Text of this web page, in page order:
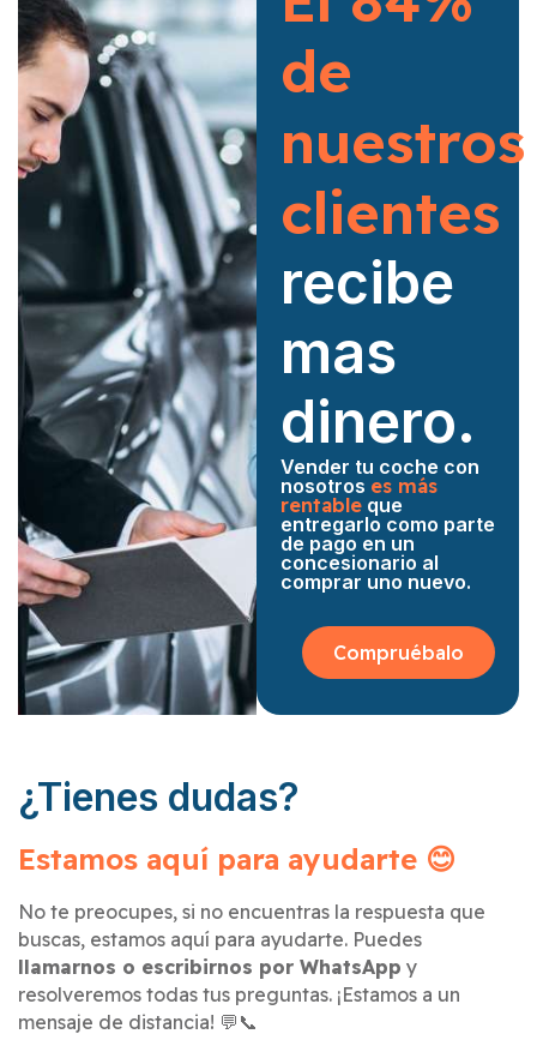
de
nuestros
clientes
recibe
mas
dinero.
Vender tu coche con
nosotros es más
rentableque
entregarlo como parte
de pago en un
concesionario al
comprar uno nuevo.
Compruébalo
¿Tienes dudas?
Estamos aquí para ayudarte 😊
No te preocupes, si no encuentras la respuesta que
buscas, estamos aquí para ayudarte. Puedes
llamarnos o escribirnos por WhatsApp y
resolveremos todas tus preguntas. ¡Estamos a un
mensaje de distancia! 💬📞